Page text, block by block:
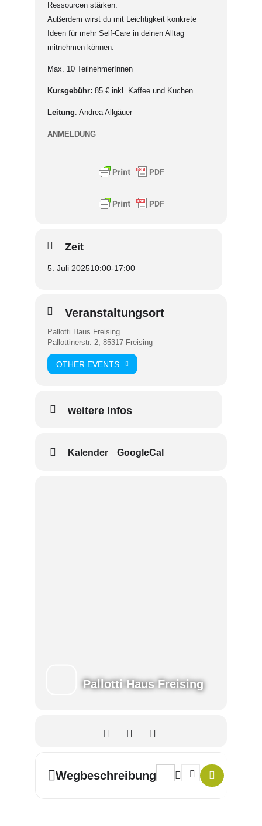
Ressourcen stärken.
Außerdem wirst du mit Leichtigkeit konkrete
Ideen für mehr Self-Care in deinen Alltag
mitnehmen können.
Max. 10 TeilnehmerInnen
Kursgebühr: 85 € inkl. Kaffee und Kuchen
Leitung: Andrea Allgäuer
ANMELDUNG
Zeit
5. Juli 202510:00-17:00
Veranstaltungsort
Pallotti Haus Freising
Pallottinerstr. 2, 85317 Freising
OTHER EVENTS
weitere Infos
Kalender GoogleCal
Pallotti Haus Freising
Wegbeschreibung Address - Self-Care-
Destination Address